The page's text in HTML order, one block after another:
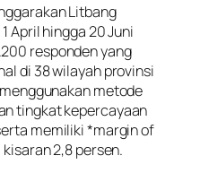
Litbang
April hingga 20 Juni
responden yang
di 38 wilayah provinsi
metode
tingkat kepercayaan
memiliki *margin of
2,8 persen.